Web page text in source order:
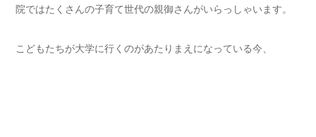
院ではたくさんの子育て世代の親御さんがいらっしゃいます。
こどもたちが大学に行くのがあたりまえになっている今、